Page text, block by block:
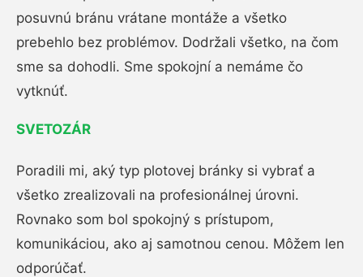
posuvnú bránu vrátane montáže a všetko
prebehlo bez problémov. Dodržali všetko, na čom
sme sa dohodli. Sme spokojní a nemáme čo
vytknúť.
SVETOZÁR
Poradili mi, aký typ plotovej bránky si vybrať a
všetko zrealizovali na profesionálnej úrovni.
Rovnako som bol spokojný s prístupom,
komunikáciou, ako aj samotnou cenou. Môžem len
odporúčať.